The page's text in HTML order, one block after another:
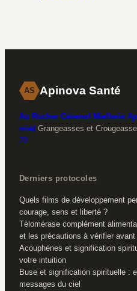
AS Apinova Santé
Au Rucher Cévenol Miellerie
miel Grangeasses et
70
Derniers protocoles
Quels films de développement
courage, sens et liberté ?
Télomérase complément
et les précautions à vérifier avant
Acouphènes et signification
votre intuition
Buse et signification spirituelle :
messages du ciel